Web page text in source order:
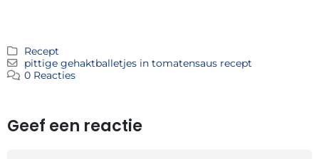
Recept
pittige gehaktballetjes in tomatensaus recept
0 Reacties
Geef een reactie